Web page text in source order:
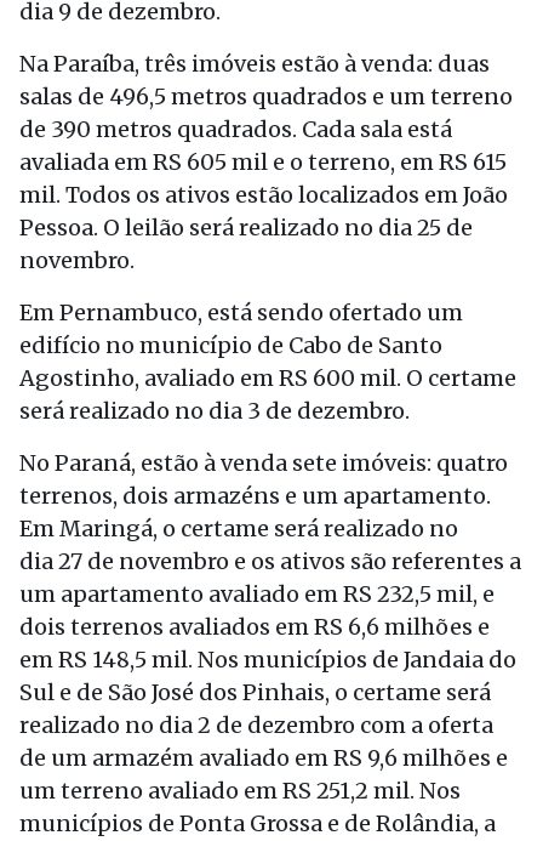
dia 9 de dezembro.
Na Paraíba, três imóveis estão à venda: duas
salas de 496,5 metros quadrados e um terreno
de 390 metros quadrados. Cada sala está
avaliada em RS 605 mil e o terreno, em RS 615
mil. Todos os ativos estão localizados em João
Pessoa. O leilão será realizado no dia 25 de
novembro.
Em Pernambuco, está sendo ofertado um
edifício no município de Cabo de Santo
Agostinho, avaliado em RS 600 mil. O certame
será realizado no dia 3 de dezembro.
No Paraná, estão à venda sete imóveis: quatro
terrenos, dois armazéns e um apartamento.
Em Maringá, o certame será realizado no
dia 27 de novembro e os ativos são referentes a
um apartamento avaliado em RS 232,5 mil, e
dois terrenos avaliados em RS 6,6 milhões e
em RS 148,5 mil. Nos municípios de Jandaia do
Sul e de São José dos Pinhais, o certame será
realizado no dia 2 de dezembro com a oferta
de um armazém avaliado em RS 9,6 milhões e
um terreno avaliado em RS 251,2 mil. Nos
municípios de Ponta Grossa e de Rolândia, a